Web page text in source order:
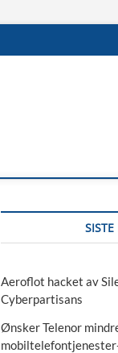
Aeroflot hacket av
Cyberpartisans
Ønsker Telenor